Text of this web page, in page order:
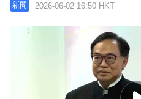
新聞 2026-06-02 16:50 HKT